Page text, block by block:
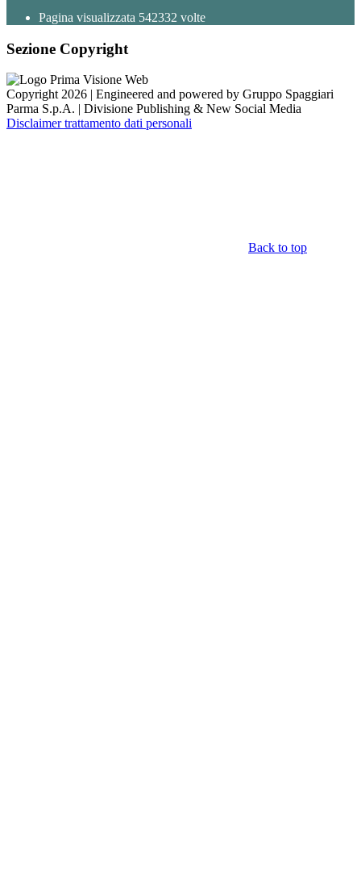
Pagina visualizzata 542332 volte
Sezione Copyright
Copyright 2026 | Engineered and powered by Gruppo Spaggiari
Parma S.p.A. | Divisione Publishing & New Social Media
Disclaimer trattamento dati personali
Back to top